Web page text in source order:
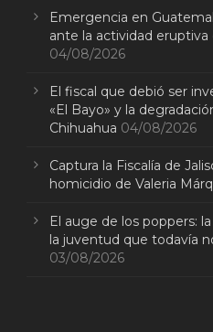
Emergencia en
ante la actividad
04/08/2026
El fiscal que debió ser
«El Bayo» y la
Chihuahua 04/08/2026
Captura la Fiscalía de
homicidio de Valeria
El auge de los poppers:
la juventud que todavía
03/08/2026